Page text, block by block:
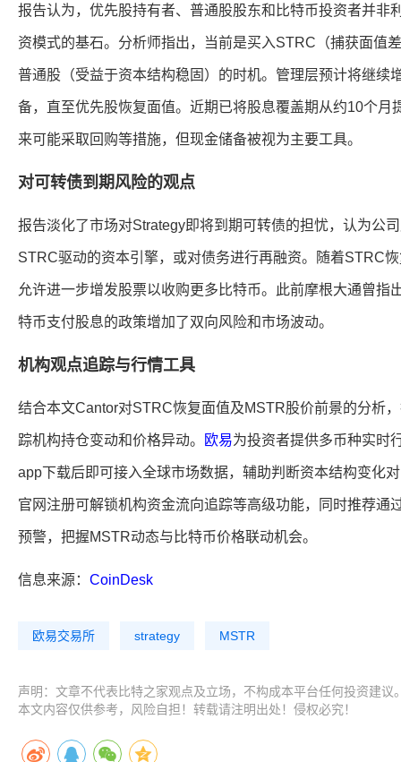
报告认为，优先股持有者、普通股股东和比特币投资者并非
资模式的基石。分析师指出，当前是买入STRC（捕获面值
普通股（受益于资本结构稳固）的时机。管理层预计将继续
备，直至优先股恢复面值。近期已将股息覆盖期从约10个月
来可能采取回购等措施，但现金储备被视为主要工具。
对可转债到期风险的观点
报告淡化了市场对Strategy即将到期可转债的担忧，认为公
STRC驱动的资本引擎，或对债务进行再融资。随着STRC
允许进一步增发股票以收购更多比特币。此前摩根大通曾指
特币支付股息的政策增加了双向风险和市场波动。
机构观点追踪与行情工具
结合本文Cantor对STRC恢复面值及MSTR股价前景的分析
踪机构持仓变动和价格异动。 欧易为投资者提供多币种实时
app下载后即可接入全球市场数据，辅助判断资本结构变化
官网注册可解锁机构资金流向追踪等高级功能，同时推荐通
预警，把握MSTR动态与比特币价格联动机会。
信息来源： CoinDesk
欧易交易所 strategy MSTR
声明：文章不代表比特之家观点及立场，不构成本平台任何投资建
本文内容仅供参考，风险自担！转载请注明出处！侵权必究！